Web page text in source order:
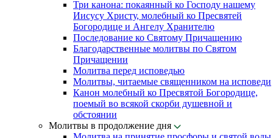
Три канона: покаянный ко Господу нашему
Иисусу Христу, молебный ко Пресвятей
Богородице и Ангелу Хранителю
Последование ко Святому Причащению
Благодарственные молитвы по Святом
Причащении
Молитва перед исповедью
Молитвы, читаемые священником на исповеди
Канон молебный ко Пресвятой Богородице,
поемый во всякой скорби душевной и
обстоянии
Молитвы в продолжение дня